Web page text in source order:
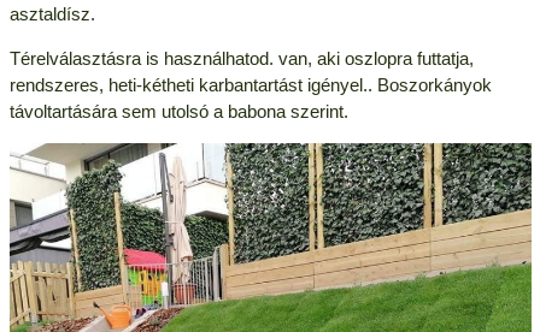
asztaldísz.
Térelválasztásra is használhatod. van, aki oszlopra futtatja,
rendszeres, heti-kétheti karbantartást igényel.. Boszorkányok
távoltartására sem utolsó a babona szerint.